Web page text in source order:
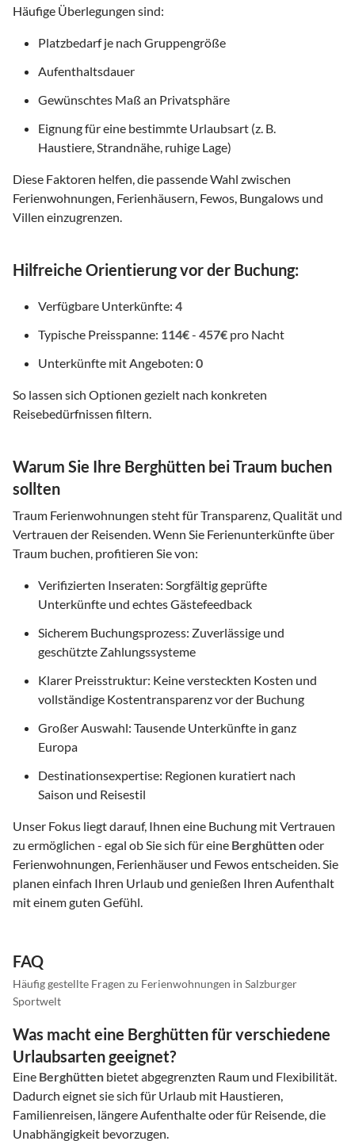
Häufige Überlegungen sind:
Platzbedarf je nach Gruppengröße
Aufenthaltsdauer
Gewünschtes Maß an Privatsphäre
Eignung für eine bestimmte Urlaubsart (z. B.
Haustiere, Strandnähe, ruhige Lage)
Diese Faktoren helfen, die passende Wahl zwischen
Ferienwohnungen, Ferienhäusern, Fewos, Bungalows und
Villen einzugrenzen.
Hilfreiche Orientierung vor der Buchung:
Verfügbare Unterkünfte: 4
Typische Preisspanne: 114€- 457€ pro Nacht
Unterkünfte mit Angeboten: 0
So lassen sich Optionen gezielt nach konkreten
Reisebedürfnissen filtern.
Warum Sie Ihre Berghütten bei Traum buchen
sollten
Traum Ferienwohnungen steht für Transparenz, Qualität und
Vertrauen der Reisenden. Wenn Sie Ferienunterkünfte über
Traum buchen, profitieren Sie von:
Verifizierten Inseraten: Sorgfältig geprüfte
Unterkünfte und echtes Gästefeedback
Sicherem Buchungsprozess: Zuverlässige und
geschützte Zahlungssysteme
Klarer Preisstruktur: Keine versteckten Kosten und
vollständige Kostentransparenz vor der Buchung
Großer Auswahl: Tausende Unterkünfte in ganz
Europa
Destinationsexpertise: Regionen kuratiert nach
Saison und Reisestil
Unser Fokus liegt darauf, Ihnen eine Buchung mit Vertrauen
zu ermöglichen - egal ob Sie sich für eine Berghüttenoder
Ferienwohnungen, Ferienhäuser und Fewos entscheiden. Sie
planen einfach Ihren Urlaub und genießen Ihren Aufenthalt
mit einem guten Gefühl.
FAQ
Häufig gestellte Fragen zu Ferienwohnungen in Salzburger
Sportwelt
Was macht eine Berghütten für verschiedene
Urlaubsarten geeignet?
Eine Berghütten bietet abgegrenzten Raum und Flexibilität.
Dadurch eignet sie sich für Urlaub mit Haustieren,
Familienreisen, längere Aufenthalte oder für Reisende, die
Unabhängigkeit bevorzugen.